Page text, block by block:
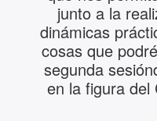
junto a la
dinámicas
cosas que
segunda
en la figura del